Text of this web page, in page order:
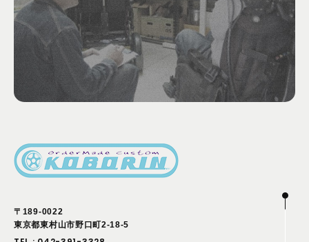
〒189-0022
東京都東村山市野口町2-18-5